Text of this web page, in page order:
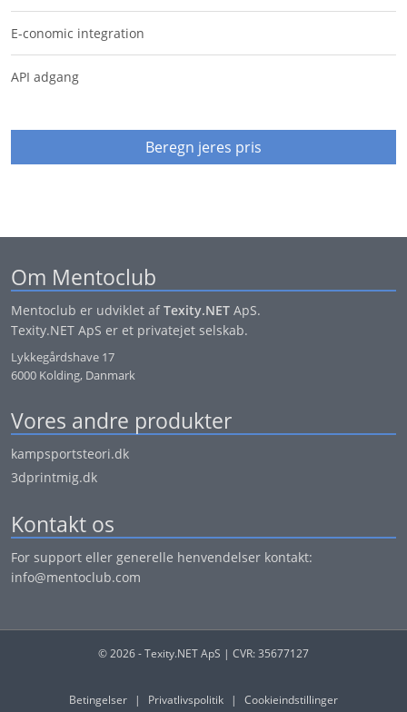
E-conomic integration
API adgang
Beregn jeres pris
Om Mentoclub
Mentoclub er udviklet af Texity.NET ApS.
Texity.NET ApS er et privatejet selskab.
Lykkegårdshave 17
6000 Kolding, Danmark
Vores andre produkter
kampsportsteori.dk
3dprintmig.dk
Kontakt os
For support eller generelle henvendelser kontakt:
info@mentoclub.com
© 2026 - Texity.NET ApS | CVR: 35677127
Betingelser | Privatlivspolitik | Cookieindstillinger